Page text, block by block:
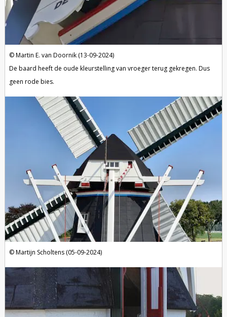
Martin E. van Doornik (13-09-2024)
De baard heeft de oude kleurstelling van vroeger terug gekregen. Dus
geen rode bies.
Martijn Scholtens (05-09-2024)